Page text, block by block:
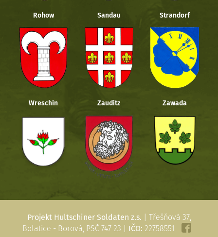
Rohow Sandau Strandorf
Wreschin Zauditz Zawada
Projekt Hultschiner Soldaten z.s. | Třešňová 37,
Bolatice - Borová, PSČ 747 23 | IČO: 22758551